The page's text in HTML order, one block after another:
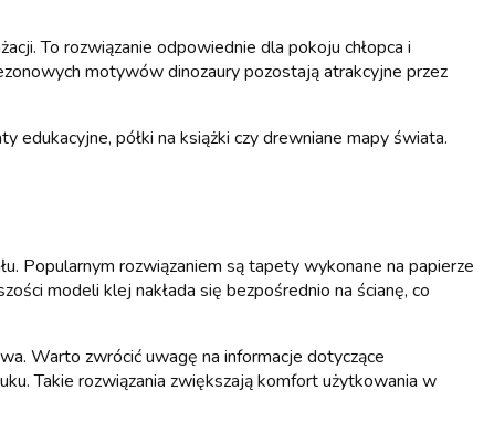
To rozwiązanie odpowiednie dla pokoju chłopca i
motywów dinozaury pozostają atrakcyjne przez
edukacyjne, półki na książki czy drewniane mapy świata.
Popularnym rozwiązaniem są tapety wykonane na papierze
modeli klej nakłada się bezpośrednio na ścianę, co
Warto zwrócić uwagę na informacje dotyczące
Takie rozwiązania zwiększają komfort użytkowania w